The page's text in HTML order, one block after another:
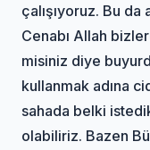
çalışıyoruz. Bu
Cenabı Allah
misiniz diye
kullanmak adına
sahada belki
olabiliriz. Bazen